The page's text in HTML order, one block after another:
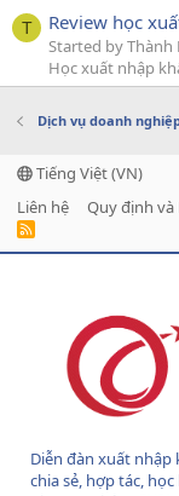
T Review học
Started by Thành
Học xuất nhập
Dịch vụ doanh
Tiếng Việt (VN)
Liên hệ
Quy định và
R
Diễn đàn xuất nhập
chia sẻ, hợp tác,